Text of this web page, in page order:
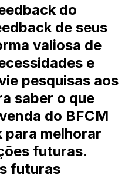
do
de seus
valiosa de
e
pesquisas aos
saber o que
do BFCM
para melhorar
futuras.
futuras